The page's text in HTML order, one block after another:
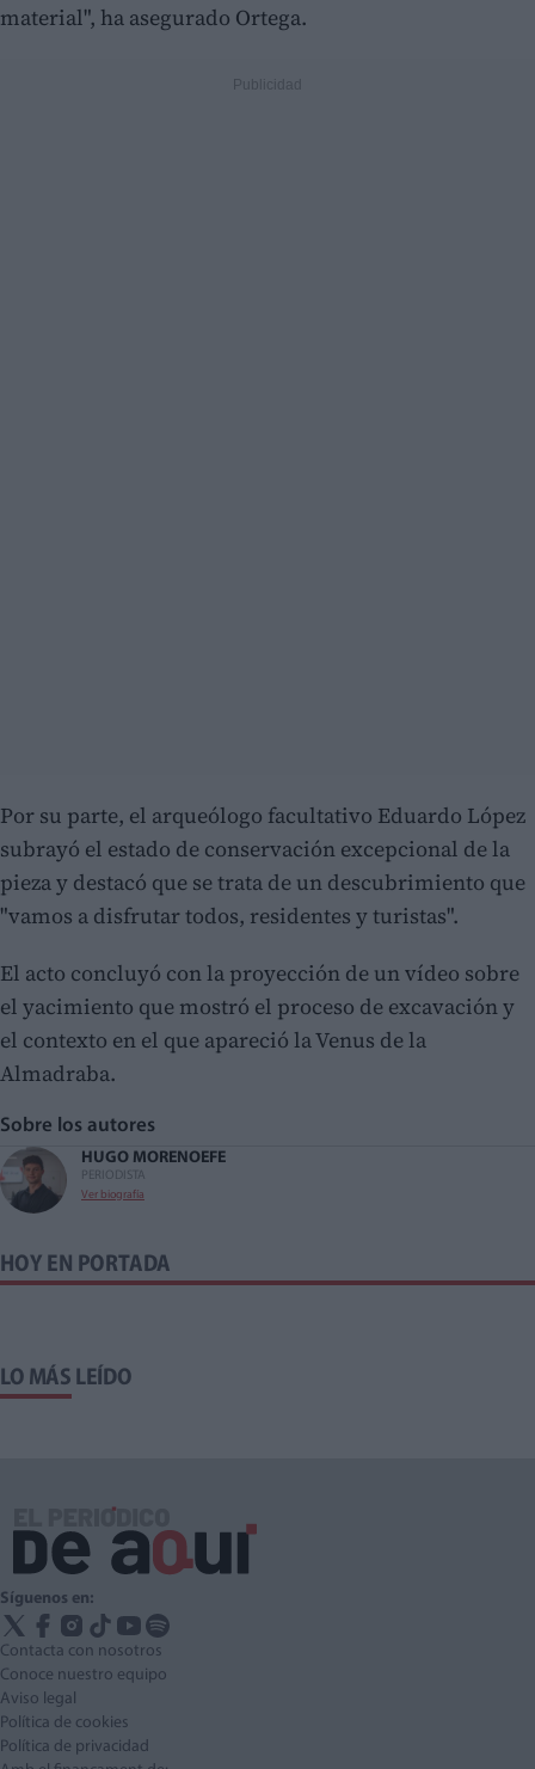
material", ha asegurado Ortega.
Por su parte, el arqueólogo facultativo Eduardo López
subrayó el estado de conservación excepcional de la
pieza y destacó que se trata de un descubrimiento que
"vamos a disfrutar todos, residentes y turistas".
El acto concluyó con la proyección de un vídeo sobre
el yacimiento que mostró el proceso de excavación y
el contexto en el que apareció la Venus de la
Almadraba.
Sobre los autores
HUGO MORENO
PERIODISTA
Ver biografía
EFE
HOY EN PORTADA
LO MÁS LEÍDO
Síguenos en:
Contacta con nosotros
Conoce nuestro equipo
Aviso legal
Política de cookies
Política de privacidad